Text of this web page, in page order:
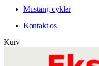
Mustang cykler
Kontakt os
Kurv